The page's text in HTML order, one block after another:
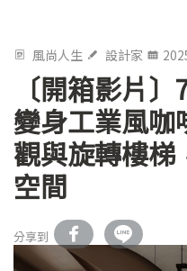
風尚人生 設計家
〔開箱影片
變身工業風咖
觀與旋轉樓梯
空間
分享到